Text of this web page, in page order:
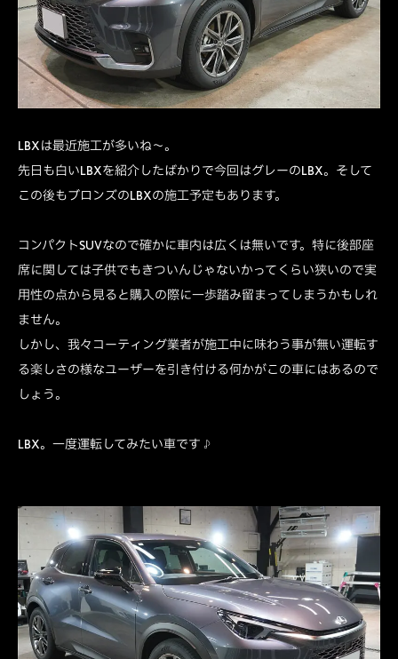
LBXは最近施工が多いね～。
先日も白いLBXを紹介したばかりで今回はグレーのLBX。そして
この後もブロンズのLBXの施工予定もあります。
コンパクトSUVなので確かに車内は広くは無いです。特に後部座
席に関しては子供でもきついんじゃないかってくらい狭いので実
用性の点から見ると購入の際に一歩踏み留まってしまうかもしれ
ません。
しかし、我々コーティング業者が施工中に味わう事が無い運転す
る楽しさの様なユーザーを引き付ける何かがこの車にはあるので
しょう。
LBX。一度運転してみたい車です♪